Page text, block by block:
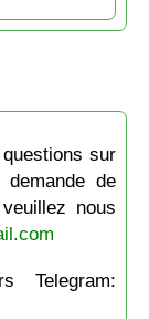
sur
de
nous
Telegram: